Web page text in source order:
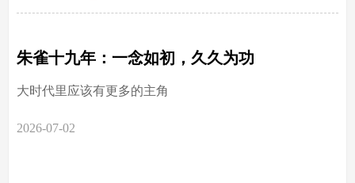
朱雀十九年：一念如初，久久为功
大时代里应该有更多的主角
2026-07-02